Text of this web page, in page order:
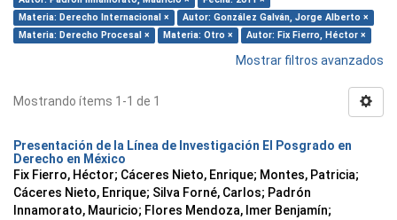
Materia: Derecho Internacional ×
Autor: González Galván, Jorge Alberto ×
Materia: Derecho Procesal ×
Materia: Otro × Autor: Fix Fierro, Héctor ×
Mostrar filtros avanzados
Mostrando ítems 1-1 de 1
Presentación de la Línea de Investigación El Posgrado en
Derecho en México
Fix Fierro, Héctor; Cáceres Nieto, Enrique; Montes, Patricia;
Cáceres Nieto, Enrique; Silva Forné, Carlos; Padrón
Innamorato, Mauricio; Flores Mendoza, Imer Benjamín;